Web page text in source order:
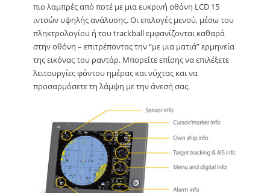
πιο λαμπρές από ποτέ με μια ευκρινή οθόνη LCD 15
ιντσών υψηλής ανάλυσης. Οι επιλογές μενού, μέσω του
πληκτρολογίου ή του trackball εμφανίζονται καθαρά
στην οθόνη – επιτρέποντας την “με μια ματιά” ερμηνεία
της εικόνας του ραντάρ. Μπορείτε επίσης να επιλέξετε
λειτουργίες φόντου ημέρας και νύχτας και να
προσαρμόσετε τη λάμψη με την άνεσή σας.